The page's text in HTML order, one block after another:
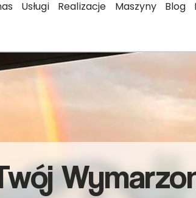
Usługi Realizacje Maszyny Blog